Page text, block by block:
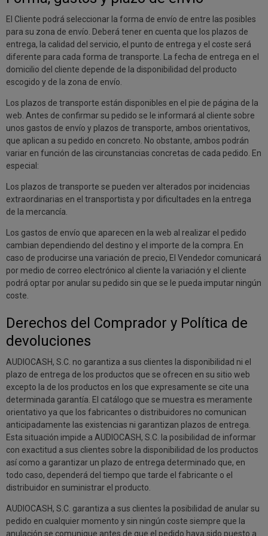
El Cliente podrá seleccionar la forma de envío de entre las posibles
para su zona de envío. Deberá tener en cuenta que los plazos de
entrega, la calidad del servicio, el punto de entrega y el coste será
diferente para cada forma de transporte. La fecha de entrega en el
domicilio del cliente depende de la disponibilidad del producto
escogido y de la zona de envío.
Los plazos de transporte están disponibles en el pie de página de la
web. Antes de confirmar su pedido se le informará al cliente sobre
unos gastos de envío y plazos de transporte, ambos orientativos,
que aplican a su pedido en concreto. No obstante, ambos podrán
variar en función de las circunstancias concretas de cada pedido. En
especial:
Los plazos de transporte se pueden ver alterados por incidencias
extraordinarias en el transportista y por dificultades en la entrega
de la mercancía.
Los gastos de envío que aparecen en la web al realizar el pedido
cambian dependiendo del destino y el importe de la compra. En
caso de producirse una variación de precio, El Vendedor comunicará
por medio de correo electrónico al cliente la variación y el cliente
podrá optar por anular su pedido sin que se le pueda imputar ningún
coste.
Derechos del Comprador y Política de
devoluciones
AUDIOCASH, S.C. no garantiza a sus clientes la disponibilidad ni el
plazo de entrega de los productos que se ofrecen en su sitio web
excepto la de los productos en los que expresamente se cite una
determinada garantía. El catálogo que se muestra es meramente
orientativo ya que los fabricantes o distribuidores no comunican
anticipadamente las existencias ni garantizan plazos de entrega.
Esta situación impide a AUDIOCASH, S.C. la posibilidad de informar
con exactitud a sus clientes sobre la disponibilidad de los productos
así como a garantizar un plazo de entrega determinado que, en
todo caso, dependerá del tiempo que tarde el fabricante o el
distribuidor en suministrar el producto.
AUDIOCASH, S.C. garantiza a sus clientes la posibilidad de anular su
pedido en cualquier momento y sin ningún coste siempre que la
anulación se comunique antes de que el pedido haya sido puesto a